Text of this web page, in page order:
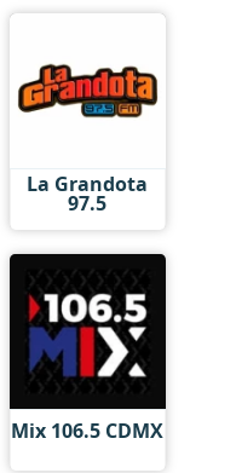
La Grandota
97.5
Mix 106.5 CDMX